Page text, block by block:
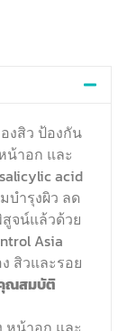
งสิว ป้องกัน
น้าอก และ
acid
บำรุงผิว ลด
จน์แล้วด้วย
Asia
สิวและรอย
ณสมบัติ